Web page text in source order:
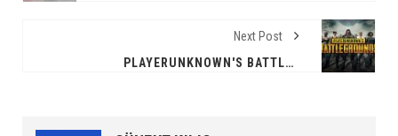
Next Post
PLAYERUNKNOWN'S BATTLEGROUNDS REHBERI VE TAKTIKLERI